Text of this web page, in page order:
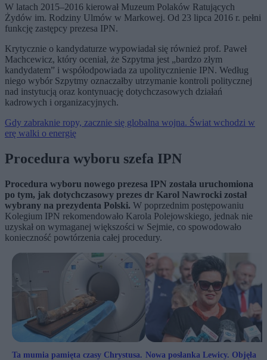
W latach 2015–2016 kierował Muzeum Polaków Ratujących
Żydów im. Rodziny Ulmów w Markowej. Od 23 lipca 2016 r. pełni
funkcję zastępcy prezesa IPN.
Krytycznie o kandydaturze wypowiadał się również prof. Paweł
Machcewicz, który oceniał, że Szpytma jest „bardzo złym
kandydatem” i współodpowiada za upolitycznienie IPN. Według
niego wybór Szpytmy oznaczałby utrzymanie kontroli politycznej
nad instytucją oraz kontynuację dotychczasowych działań
kadrowych i organizacyjnych.
Gdy zabraknie ropy, zacznie się globalna wojna. Świat wchodzi w
erę walki o energię
Procedura wyboru szefa IPN
Procedura wyboru nowego prezesa IPN została uruchomiona
po tym, jak dotychczasowy prezes dr Karol Nawrocki został
wybrany na prezydenta Polski. W poprzednim postępowaniu
Kolegium IPN rekomendowało Karola Polejowskiego, jednak nie
uzyskał on wymaganej większości w Sejmie, co spowodowało
konieczność powtórzenia całej procedury.
Ta mumia pamięta czasy Chrystusa. Nowa posłanka Lewicy. Objęła